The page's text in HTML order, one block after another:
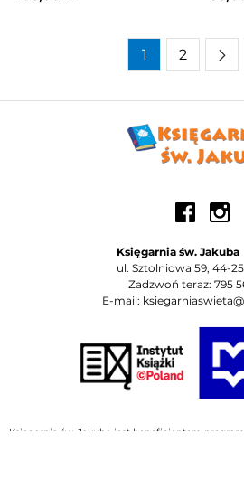
1 2
Księgarnia św. Jakuba
ul. Sztolniowa 59, 44-
Zadzwoń teraz: 795
E-mail:
Księgarnia św. Jakuba jest beneficjentem